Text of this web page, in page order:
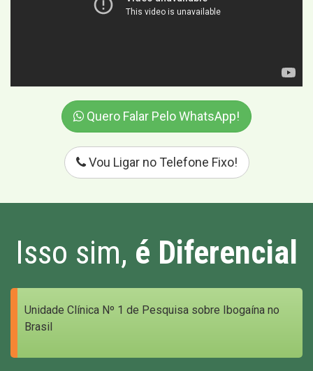
Quero Falar Pelo WhatsApp!
Vou Ligar no Telefone Fixo!
Isso sim, é Diferencial
Unidade Clínica Nº 1 de Pesquisa sobre Ibogaína no
Brasil